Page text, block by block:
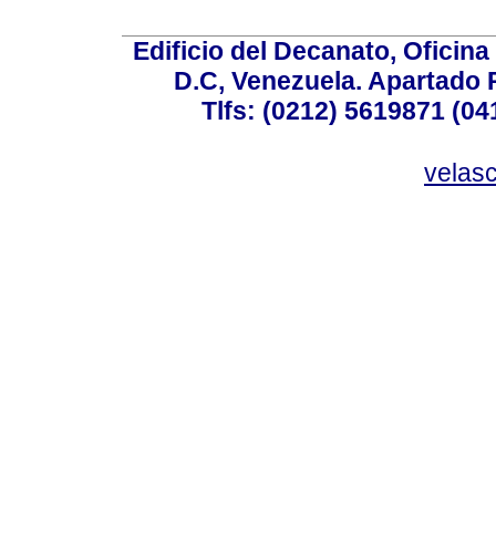
Edificio del Decanato,
D.C, Venezuela. Apartado
Tlfs: (0212) 5619871